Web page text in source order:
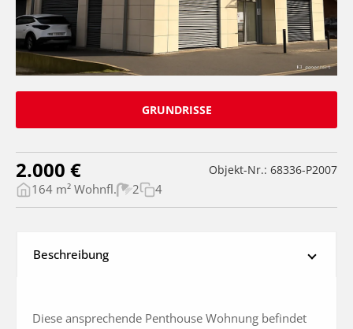
GRUNDRISSE
2.000 € Objekt-Nr.: 68336-P2007
164 m² Wohnfl. 2 4
Beschreibung
Diese ansprechende Penthouse Wohnung befindet